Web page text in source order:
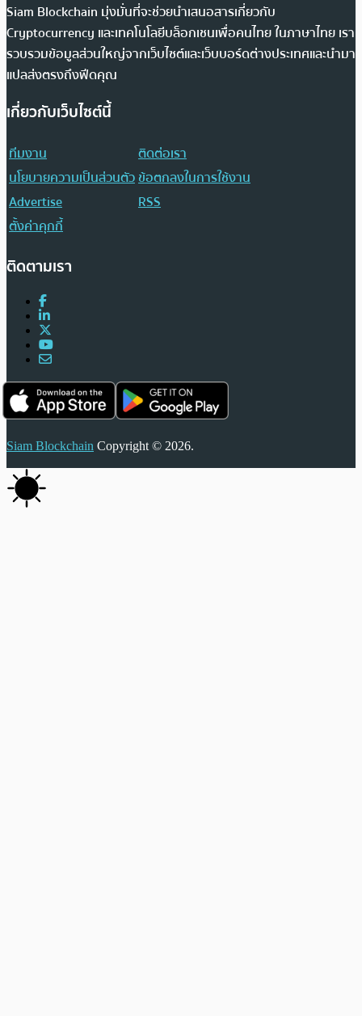
Siam Blockchain มุ่งมั่นที่จะช่วยนำเสนอสารเกี่ยวกับ
Cryptocurrency และเทคโนโลยีบล็อกเชนเพื่อคนไทย ในภาษาไทย เรา
รวบรวมข้อมูลส่วนใหญ่จากเว็บไซต์และเว็บบอร์ดต่างประเทศและนำมา
แปลส่งตรงถึงฟีดคุณ
เกี่ยวกับเว็บไซต์นี้
ทีมงาน
ติดต่อเรา
นโยบายความเป็นส่วนตัวข้อตกลงในการใช้งาน
Advertise
RSS
ตั้งค่าคุกกี้
ติดตามเรา
Siam Blockchain Copyright © 2026.